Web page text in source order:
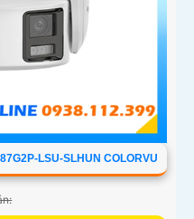
LSU-SLHUN COLORVU